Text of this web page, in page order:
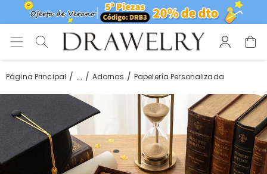
Página Principal ... Adornos Papelería Personalizada